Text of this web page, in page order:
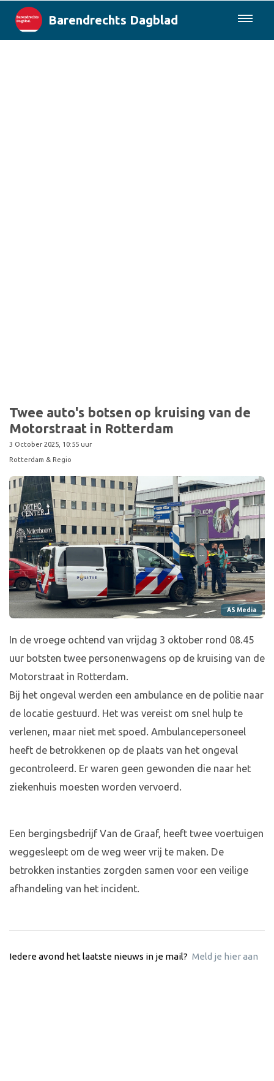
Barendrechts Dagblad
Twee auto's botsen op kruising van de
Motorstraat in Rotterdam
3 October 2025, 10:55 uur
Rotterdam & Regio
AS Media
In de vroege ochtend van vrijdag 3 oktober rond 08.45
uur botsten twee personenwagens op de kruising van de
Motorstraat in Rotterdam.
Bij het ongeval werden een ambulance en de politie naar
de locatie gestuurd. Het was vereist om snel hulp te
verlenen, maar niet met spoed. Ambulancepersoneel
heeft de betrokkenen op de plaats van het ongeval
gecontroleerd. Er waren geen gewonden die naar het
ziekenhuis moesten worden vervoerd.
Een bergingsbedrijf Van de Graaf, heeft twee voertuigen
weggesleept om de weg weer vrij te maken. De
betrokken instanties zorgden samen voor een veilige
afhandeling van het incident.
Iedere avond het laatste nieuws in je mail? Meld je hier aan